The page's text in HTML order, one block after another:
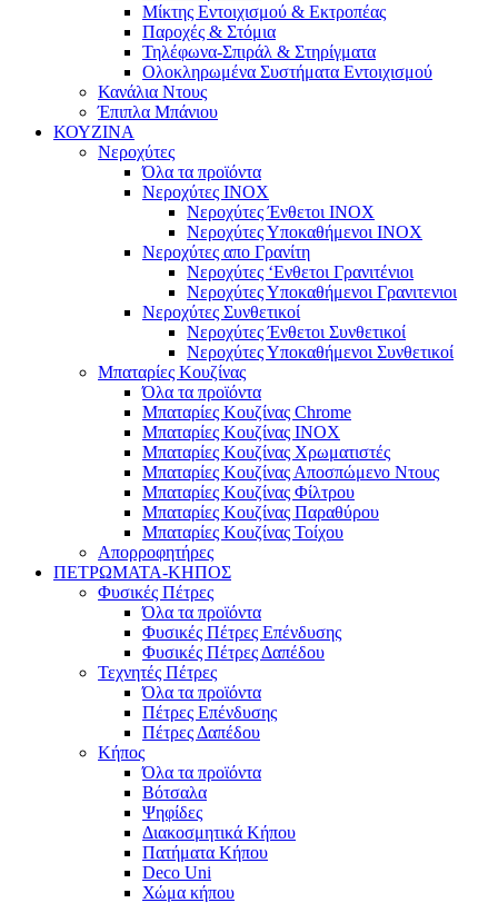
Μίκτης Εντοιχισμού & Εκτροπέας
Παροχές & Στόμια
Τηλέφωνα-Σπιράλ & Στηρίγματα
Ολοκληρωμένα Συστήματα Εντοιχισμού
Κανάλια Ντους
Έπιπλα Μπάνιου
ΚΟΥΖΙΝΑ
Νεροχύτες
Όλα τα προϊόντα
Νεροχύτες ΙΝΟΧ
Νεροχύτες Ένθετοι INOX
Νεροχύτες Υποκαθήμενοι INOX
Νεροχύτες απο Γρανίτη
Νεροχύτες ‘Ενθετοι Γρανιτένιοι
Νεροχύτες Υποκαθήμενοι Γρανιτενιοι
Νεροχύτες Συνθετικοί
Νεροχύτες Ένθετοι Συνθετικοί
Νεροχύτες Υποκαθήμενοι Συνθετικοί
Μπαταρίες Κουζίνας
Όλα τα προϊόντα
Μπαταρίες Κουζίνας Chrome
Μπαταρίες Κουζίνας INOX
Μπαταρίες Κουζίνας Χρωματιστές
Μπαταρίες Κουζίνας Αποσπώμενο Ντους
Μπαταρίες Κουζίνας Φίλτρου
Μπαταρίες Κουζίνας Παραθύρου
Μπαταρίες Κουζίνας Τοίχου
Απορροφητήρες
ΠΕΤΡΩΜΑΤΑ-ΚΗΠΟΣ
Φυσικές Πέτρες
Όλα τα προϊόντα
Φυσικές Πέτρες Επένδυσης
Φυσικές Πέτρες Δαπέδου
Τεχνητές Πέτρες
Όλα τα προϊόντα
Πέτρες Επένδυσης
Πέτρες Δαπέδου
Κήπος
Όλα τα προϊόντα
Βότσαλα
Ψηφίδες
Διακοσμητικά Κήπου
Πατήματα Κήπου
Deco Uni
Χώμα κήπου